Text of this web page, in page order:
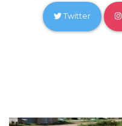
Twitter